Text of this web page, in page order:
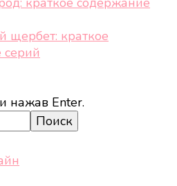
щербет: краткое
нажав Enter.